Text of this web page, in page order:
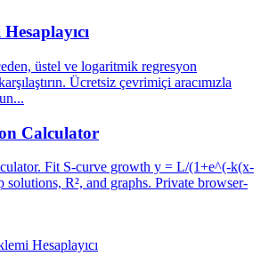
üstel ve logaritmik regresyon
Ücretsiz çevrimiçi aracımızla
Calculator
Fit S-curve growth y = L/(1+e^(-k(x-
solutions, R², and graphs. Private browser-
Hesaplayıcı